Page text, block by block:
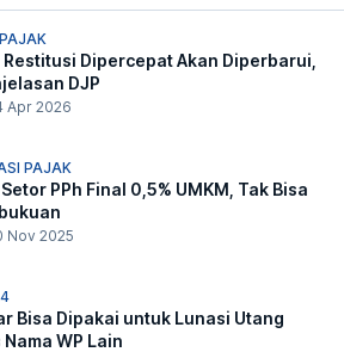
Dipercepat Akan Diperbarui,
DJP
Apr 2026
PAJAK
PPh Final 0,5% UMKM, Tak Bisa
Nov 2025
Bisa Dipakai untuk Lunasi Utang
WP Lain